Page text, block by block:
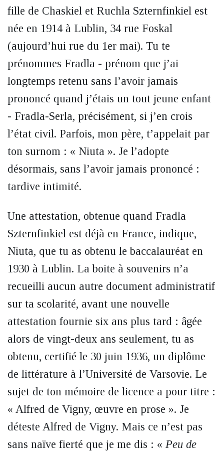
fille de Chaskiel et Ruchla Szternfinkiel est
née en 1914 à Lublin, 34 rue Foskal
(aujourd’hui rue du 1er mai). Tu te
prénommes Fradla - prénom que j’ai
longtemps retenu sans l’avoir jamais
prononcé quand j’étais un tout jeune enfant
- Fradla-Serla, précisément, si j’en crois
l’état civil. Parfois, mon père, t’appelait par
ton surnom : « Niuta ». Je l’adopte
désormais, sans l’avoir jamais prononcé :
tardive intimité.
Une attestation, obtenue quand Fradla
Szternfinkiel est déjà en France, indique,
Niuta, que tu as obtenu le baccalauréat en
1930 à Lublin. La boite à souvenirs n’a
recueilli aucun autre document administratif
sur ta scolarité, avant une nouvelle
attestation fournie six ans plus tard : âgée
alors de vingt-deux ans seulement, tu as
obtenu, certifié le 30 juin 1936, un diplôme
de littérature à l’Université de Varsovie. Le
sujet de ton mémoire de licence a pour titre :
« Alfred de Vigny, œuvre en prose ». Je
déteste Alfred de Vigny. Mais ce n’est pas
sans naïve fierté que je me dis : « Peu de